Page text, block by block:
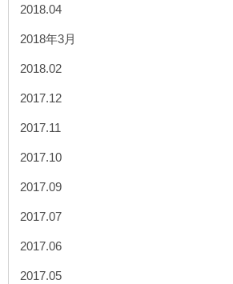
2018.04
2018年3月
2018.02
2017.12
2017.11
2017.10
2017.09
2017.07
2017.06
2017.05